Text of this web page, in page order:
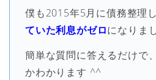
僕も2015年5月に債務整理し
ていた利息がゼロになりま
簡単な質問に答えるだけで
かわかります ^^